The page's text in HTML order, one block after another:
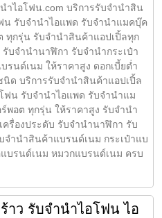
าไอโฟน.com บริการรับจำนำสิน
น รับจำนำไอแพด รับจำนำแมคบุ๊ค
ทุกรุ่น รับจำนำสินค้าแอปเปิ้ลทุก
บจำนำนาฬิกา รับจำนำกระเป๋า
รนด์เนม ให้ราคาสูง ดอกเบี้ยต่ำ
ด บริการรับจำนำสินค้าแอปเปิ้ล
ฟน รับจำนำไอแพด รับจำนำแม
พอต ทุกรุ่น ให้ราคาสูง รับจำนำ
รื่องประดับ รับจำนำนาฬิกา รับ
จำนำสินค้าแบรนด์เนม กระเป๋าแบ
บรนด์เนม หมวกแบรนด์เนม ครบ
าว รับจำนำไอโฟน ไอ